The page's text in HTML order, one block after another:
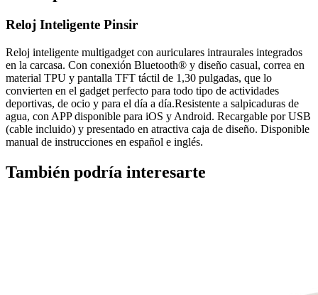
Reloj Inteligente Pinsir
Reloj inteligente multigadget con auriculares intraurales integrados
en la carcasa. Con conexión Bluetooth® y diseño casual, correa en
material TPU y pantalla TFT táctil de 1,30 pulgadas, que lo
convierten en el gadget perfecto para todo tipo de actividades
deportivas, de ocio y para el día a día.Resistente a salpicaduras de
agua, con APP disponible para iOS y Android. Recargable por USB
(cable incluido) y presentado en atractiva caja de diseño. Disponible
manual de instrucciones en español e inglés.
También podría interesarte